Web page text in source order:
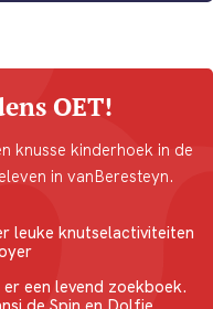
OET!
knusse kinderhoek in de
in vanBeresteyn.
leuke knutselactiviteiten
een levend zoekboek.